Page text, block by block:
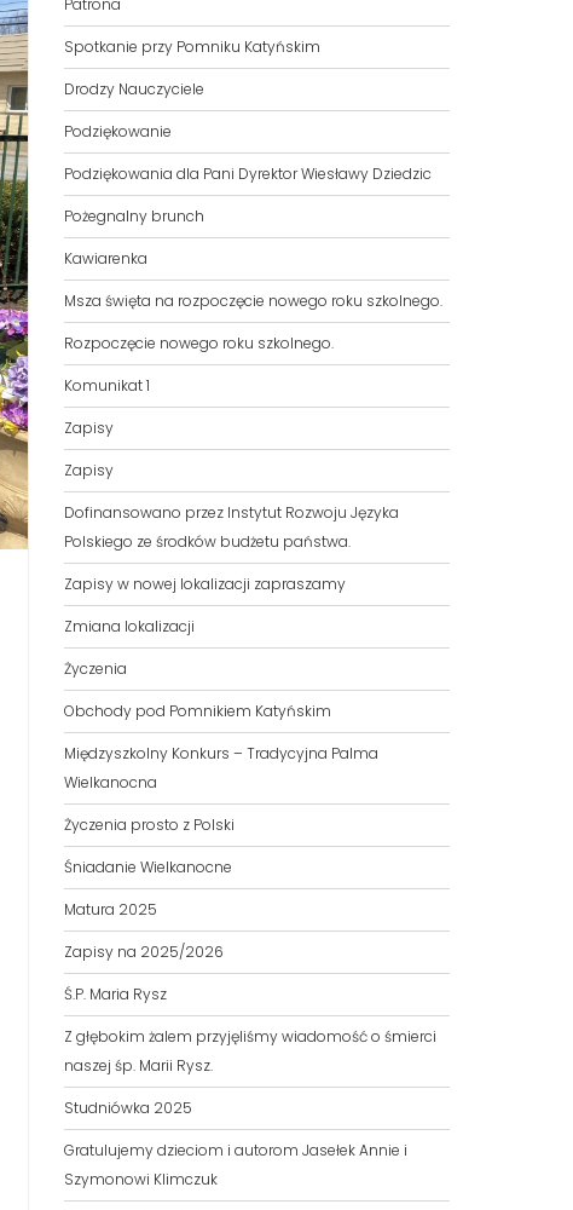
Patrona
Spotkanie przy Pomniku Katyńskim
Drodzy Nauczyciele
Podziękowanie
Podziękowania dla Pani Dyrektor Wiesławy Dziedzic
Pożegnalny brunch
Kawiarenka
Msza święta na rozpoczęcie nowego roku szkolnego.
Rozpoczęcie nowego roku szkolnego.
Komunikat 1
Zapisy
Zapisy
Dofinansowano przez Instytut Rozwoju Języka
Polskiego ze środków budżetu państwa.
Zapisy w nowej lokalizacji zapraszamy
Zmiana lokalizacji
Życzenia
Obchody pod Pomnikiem Katyńskim
Międzyszkolny Konkurs – Tradycyjna Palma
Wielkanocna
Życzenia prosto z Polski
Śniadanie Wielkanocne
Matura 2025
Zapisy na 2025/2026
Ś.P. Maria Rysz
Z głębokim żalem przyjęliśmy wiadomość o śmierci
naszej śp. Marii Rysz.
Studniówka 2025
Gratulujemy dzieciom i autorom Jasełek Annie i
Szymonowi Klimczuk